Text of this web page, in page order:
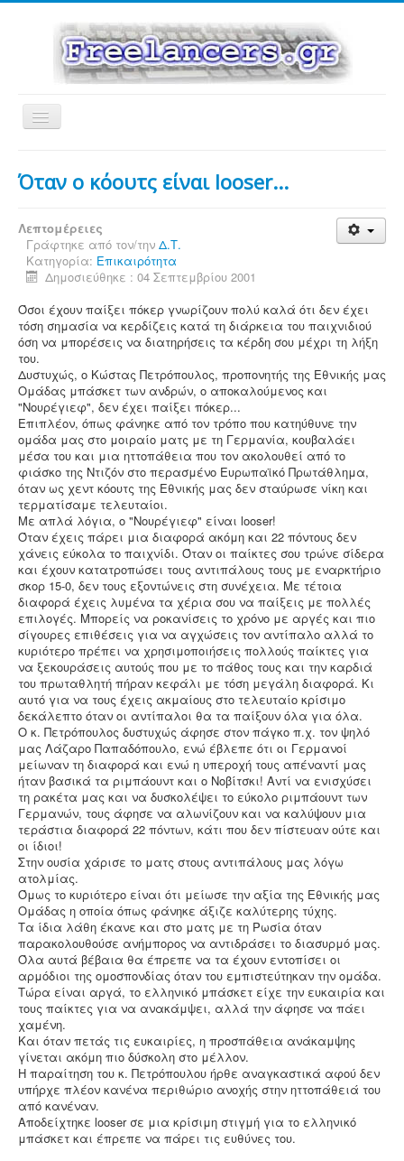
Εναλλαγή
πλοήγησης
Όταν ο κόουτς είναι looser...
Λεπτομέρειες
Γράφτηκε από τον/την Δ.Τ.
Κατηγορία: Επικαιρότητα
Δημοσιεύθηκε : 04 Σεπτεμβρίου 2001
Όσοι έχουν παίξει πόκερ γνωρίζουν πολύ καλά ότι δεν έχει
τόση σημασία να κερδίζεις κατά τη διάρκεια του παιχνιδιού
όση να μπορέσεις να διατηρήσεις τα κέρδη σου μέχρι τη λήξη
του.
Δυστυχώς, ο Κώστας Πετρόπουλος, προπονητής της Εθνικής μας
Ομάδας μπάσκετ των ανδρών, ο αποκαλούμενος και
"Νουρέγιεφ", δεν έχει παίξει πόκερ...
Επιπλέον, όπως φάνηκε από τον τρόπο που κατηύθυνε την
ομάδα μας στο μοιραίο ματς με τη Γερμανία, κουβαλάει
μέσα του και μια ηττοπάθεια που τον ακολουθεί από το
φιάσκο της Ντιζόν στο περασμένο Ευρωπαϊκό Πρωτάθλημα,
όταν ως χεντ κόουτς της Εθνικής μας δεν σταύρωσε νίκη και
τερματίσαμε τελευταίοι.
Με απλά λόγια, ο "Νουρέγιεφ" είναι looser!
Όταν έχεις πάρει μια διαφορά ακόμη και 22 πόντους δεν
χάνεις εύκολα το παιχνίδι. Όταν οι παίκτες σου τρώνε σίδερα
και έχουν κατατροπώσει τους αντιπάλους τους με εναρκτήριο
σκορ 15-0, δεν τους εξοντώνεις στη συνέχεια. Με τέτοια
διαφορά έχεις λυμένα τα χέρια σου να παίξεις με πολλές
επιλογές. Μπορείς να ροκανίσεις το χρόνο με αργές και πιο
σίγουρες επιθέσεις για να αγχώσεις τον αντίπαλο αλλά το
κυριότερο πρέπει να χρησιμοποιήσεις πολλούς παίκτες για
να ξεκουράσεις αυτούς που με το πάθος τους και την καρδιά
του πρωταθλητή πήραν κεφάλι με τόση μεγάλη διαφορά. Κι
αυτό για να τους έχεις ακμαίους στο τελευταίο κρίσιμο
δεκάλεπτο όταν οι αντίπαλοι θα τα παίξουν όλα για όλα.
Ο κ. Πετρόπουλος δυστυχώς άφησε στον πάγκο π.χ. τον ψηλό
μας Λάζαρο Παπαδόπουλο, ενώ έβλεπε ότι οι Γερμανοί
μείωναν τη διαφορά και ενώ η υπεροχή τους απέναντί μας
ήταν βασικά τα ριμπάουντ και ο Νοβίτσκι! Αντί να ενισχύσει
τη ρακέτα μας και να δυσκολέψει το εύκολο ριμπάουντ των
Γερμανών, τους άφησε να αλωνίζουν και να καλύψουν μια
τεράστια διαφορά 22 πόντων, κάτι που δεν πίστευαν ούτε και
οι ίδιοι!
Στην ουσία χάρισε το ματς στους αντιπάλους μας λόγω
ατολμίας.
Όμως το κυριότερο είναι ότι μείωσε την αξία της Εθνικής μας
Ομάδας η οποία όπως φάνηκε άξιζε καλύτερης τύχης.
Τα ίδια λάθη έκανε και στο ματς με τη Ρωσία όταν
παρακολουθούσε ανήμπορος να αντιδράσει το διασυρμό μας.
Όλα αυτά βέβαια θα έπρεπε να τα έχουν εντοπίσει οι
αρμόδιοι της ομοσπονδίας όταν του εμπιστεύτηκαν την ομάδα.
Τώρα είναι αργά, το ελληνικό μπάσκετ είχε την ευκαιρία και
τους παίκτες για να ανακάμψει, αλλά την άφησε να πάει
χαμένη.
Και όταν πετάς τις ευκαιρίες, η προσπάθεια ανάκαμψης
γίνεται ακόμη πιο δύσκολη στο μέλλον.
Η παραίτηση του κ. Πετρόπουλου ήρθε αναγκαστικά αφού δεν
υπήρχε πλέον κανένα περιθώριο ανοχής στην ηττοπάθειά του
από κανέναν.
Αποδείχτηκε looser σε μια κρίσιμη στιγμή για το ελληνικό
μπάσκετ και έπρεπε να πάρει τις ευθύνες του.